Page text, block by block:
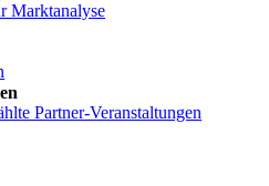
Marktanalyse
Partner-Veranstaltungen